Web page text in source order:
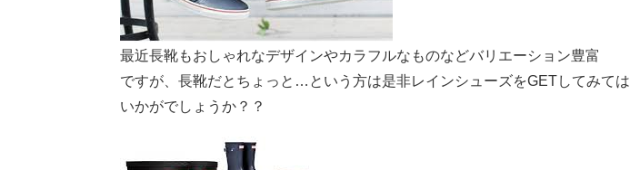
最近長靴もおしゃれなデザインやカラフルなものなどバリエーション豊富
ですが、長靴だとちょっと…という方は是非レインシューズをGETしてみては
いかがでしょうか？？